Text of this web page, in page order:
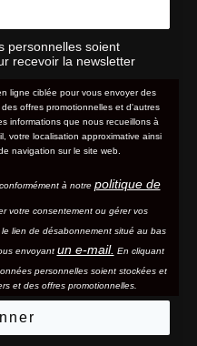
personnelles soient
recevoir la newsletter
ligne ciblée pour vous envoyer des
offres promotionnelles et d'autres
informations que nous recueillons à
votre localisation approximative ainsi
navigation sur le site web.
à notre politique de
votre consentement ou gérer vos
lien de désabonnement situé au bas
envoyant un e-mail. En cliquant
personnelles soient stockées et
et des offres promotionnelles.